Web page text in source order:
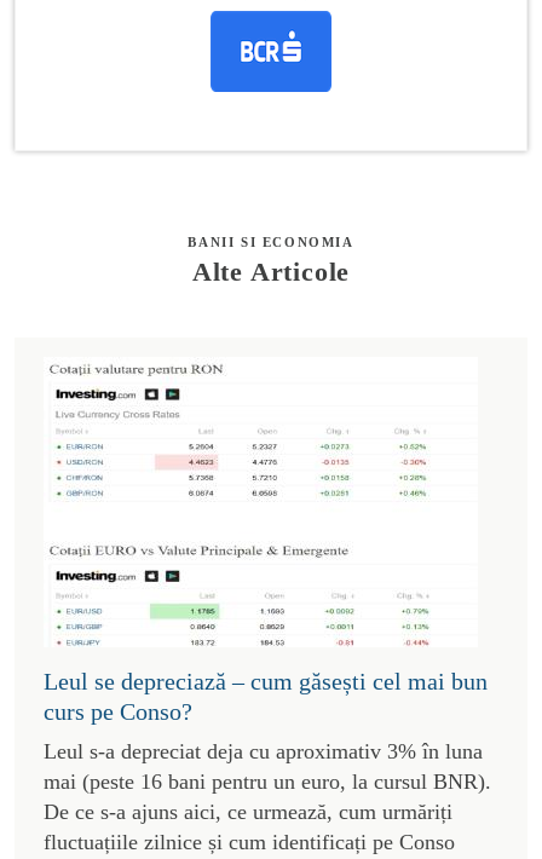
BANII SI ECONOMIA
Alte Articole
Leul se depreciază – cum găsești cel mai bun
curs pe Conso?
Leul s-a depreciat deja cu aproximativ 3% în luna
mai (peste 16 bani pentru un euro, la cursul BNR).
De ce s-a ajuns aici, ce urmează, cum urmăriți
fluctuațiile zilnice și cum identificați pe Conso